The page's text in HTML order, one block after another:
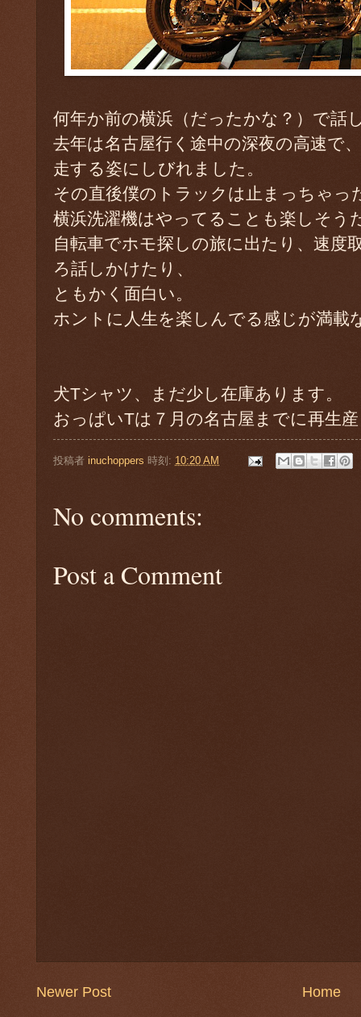
何年か前の横浜（だったかな？）で話
去年は名古屋行く途中の深夜の高速で
走する姿にしびれました。
その直後僕のトラックは止まっちゃっ
横浜洗濯機はやってることも楽しそう
自転車でホモ探しの旅に出たり、速度
ろ話しかけたり、
ともかく面白い。
ホントに人生を楽しんでる感じが満載
犬Tシャツ、まだ少し在庫あります。
おっぱいTは７月の名古屋までに再生
投稿者 inuchoppers 時刻: 10:20 AM
No comments:
Post a Comment
Newer Post
Home